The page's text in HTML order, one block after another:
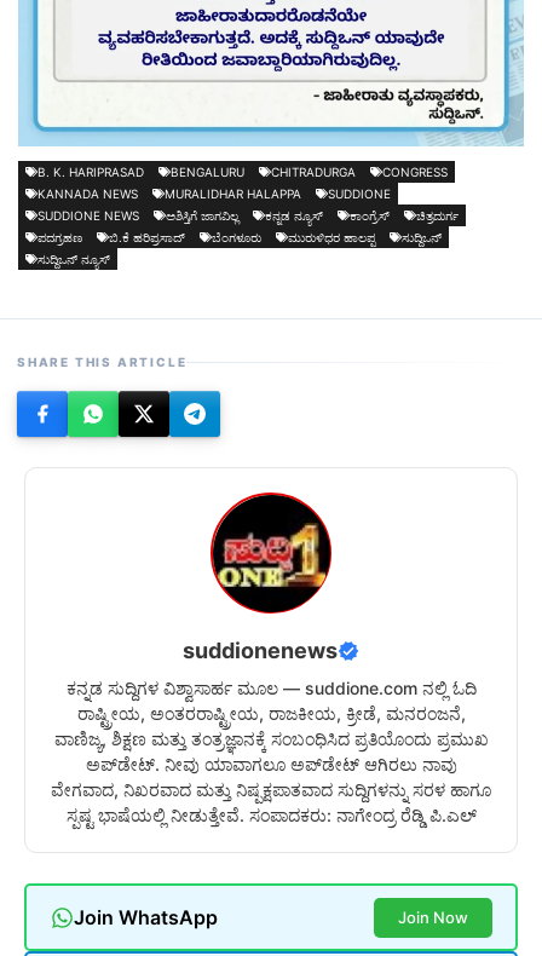
B. K. HARIPRASAD BENGALURU CHITRADURGA
CONGRESS
KANNADA NEWS
MURALIDHAR HALAPPA
SUDDIONE
SUDDIONE NEWS
ಅಶಿಸ್ತಿಗೆ ಜಾಗವಿಲ್ಲ ಕನ್ನಡ ನ್ಯೂಸ್ ಕಾಂಗ್ರೆಸ್
ಚಿತ್ರದುರ್ಗ
ಪದಗ್ರಹಣ
ಬಿ.ಕೆ ಹರಿಪ್ರಸಾದ್ ಬೆಂಗಳೂರು ಮುರುಳಿಧರ ಹಾಲಪ್ಪ
ಸುದ್ದಿಒನ್
ಸುದ್ದಿಒನ್ ನ್ಯೂಸ್
SHARE THIS ARTICLE
suddionenews
ಕನ್ನಡ ಸುದ್ದಿಗಳ ವಿಶ್ವಾಸಾರ್ಹ ಮೂಲ — suddione.com ನಲ್ಲಿ ಓದಿ
ರಾಷ್ಟ್ರೀಯ, ಅಂತರರಾಷ್ಟ್ರೀಯ, ರಾಜಕೀಯ, ಕ್ರೀಡೆ, ಮನರಂಜನೆ,
ವಾಣಿಜ್ಯ, ಶಿಕ್ಷಣ ಮತ್ತು ತಂತ್ರಜ್ಞಾನಕ್ಕೆ ಸಂಬಂಧಿಸಿದ ಪ್ರತಿಯೊಂದು ಪ್ರಮುಖ
ಅಪ್‌ಡೇಟ್. ನೀವು ಯಾವಾಗಲೂ ಅಪ್‌ಡೇಟ್ ಆಗಿರಲು ನಾವು
ವೇಗವಾದ, ನಿಖರವಾದ ಮತ್ತು ನಿಷ್ಪಕ್ಷಪಾತವಾದ ಸುದ್ದಿಗಳನ್ನು ಸರಳ ಹಾಗೂ
ಸ್ಪಷ್ಟ ಭಾಷೆಯಲ್ಲಿ ನೀಡುತ್ತೇವೆ. ಸಂಪಾದಕರು: ನಾಗೇಂದ್ರ ರೆಡ್ಡಿ ಪಿ.ಎಲ್
Join WhatsApp Join Now